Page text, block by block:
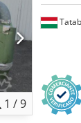
1 /9